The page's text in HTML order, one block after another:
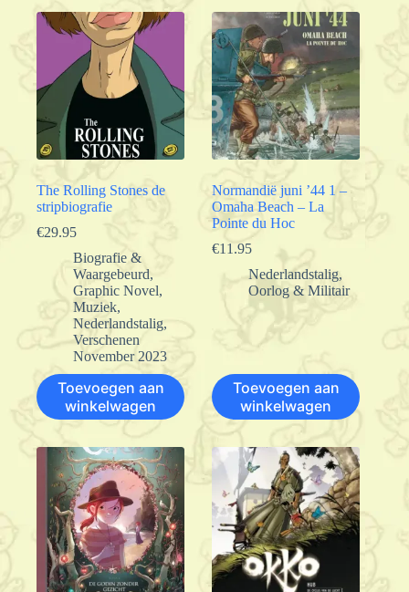
The Rolling Stones de
stripbiografie
€29.95
Biografie &
Waargebeurd,
Graphic Novel,
Muziek,
Nederlandstalig,
Verschenen
November 2023
Toevoegen aan
winkelwagen
Normandië juni ’44 1 –
Omaha Beach – La
Pointe du Hoc
€11.95
Nederlandstalig,
Oorlog & Militair
Toevoegen aan
winkelwagen